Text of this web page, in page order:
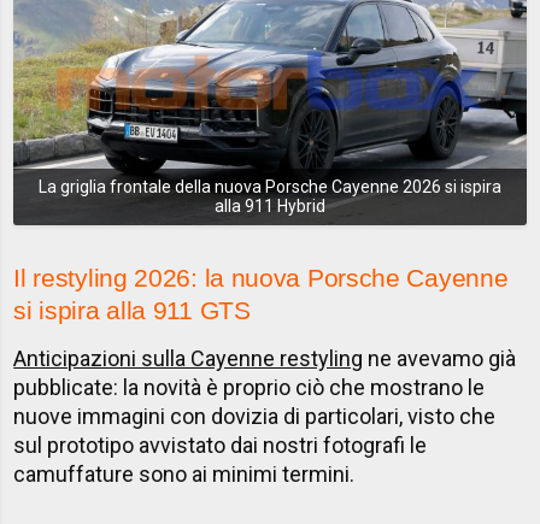
La griglia frontale della nuova Porsche Cayenne 2026 si ispira
alla 911 Hybrid
Il restyling 2026: la nuova Porsche Cayenne
si ispira alla 911 GTS
Anticipazioni sulla Cayenne restyling ne avevamo già
pubblicate: la novità è proprio ciò che mostrano le
nuove immagini con dovizia di particolari, visto che
sul prototipo avvistato dai nostri fotografi le
camuffature sono ai minimi termini.